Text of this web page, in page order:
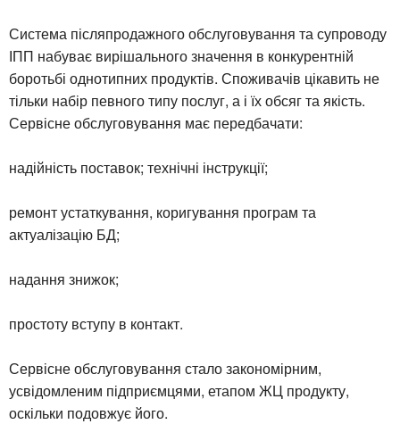
Система післяпродажного обслуговування та супроводу
ІПП набуває вирішального значення в конкурентній
боротьбі однотипних продуктів. Споживачів цікавить не
тільки набір певного типу послуг, а і їх обсяг та якість.
Сервісне обслуговування має передбачати:
надійність поставок; технічні інструкції;
ремонт устаткування, коригування програм та
актуалізацію БД;
надання знижок;
простоту вступу в контакт.
Сервісне обслуговування стало закономірним,
усвідомленим підприємцями, етапом ЖЦ продукту,
оскільки подовжує його.